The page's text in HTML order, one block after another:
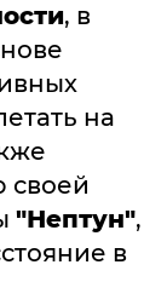
, в
на
своей
"Нептун",
в